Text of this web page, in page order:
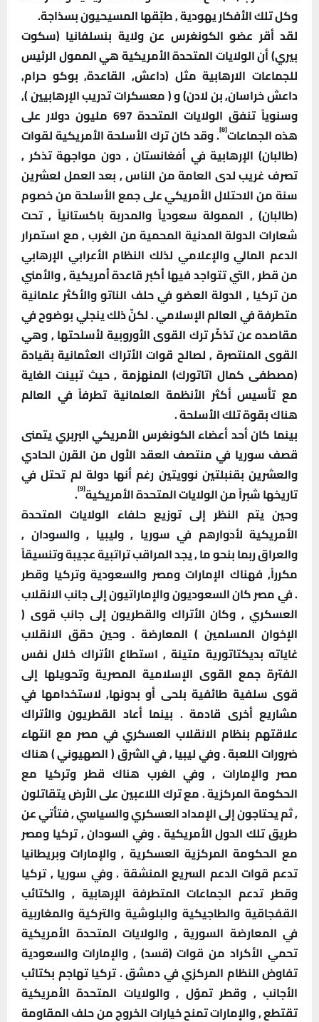
وكل تلك الأفكار يهودية , طبّقها المسيحيون بسذاجة.
لقد أقر عضو الكونغرس عن ولاية بنسلفانيا (سكوت
بيري) أن الولايات المتحدة الأمريكية هي الممول الرئيس
للجماعات الارهابية مثل (داعش, القاعدة, بوكو حرام,
داعش خراسان, بن لادن) و ( معسكرات تدريب الإرهابيين ),
وسنوياً تنفق الولايات المتحدة 697 مليون دولار على
هذه الجماعات[8] . وقد كان ترك الأسلحة الأمريكية لقوات
(طالبان) الإرهابية في أفغانستان , دون مواجهة تذكر ,
تصرف غريب لدى العامة من الناس , بعد العمل لعشرين
سنة من الاحتلال الأمريكي على جمع الأسلحة من خصوم
(طالبان) , الممولة سعودياً والمدربة باكستانياً , تحت
شعارات الدولة المدنية المحمية من الغرب , مع استمرار
الدعم المالي والإعلامي لذلك النظام الأعرابي الإرهابي
من قطر , التي تتواجد فيها أكبر قاعدة أمريكية , والأمني
من تركيا , الدولة العضو في حلف الناتو والأكثر علمانية
متطرفة في العالم الإسلامي . لكنّ ذلك ينجلي بوضوح في
مقاصده عن تذكّر ترك القوى الأوروبية لأسلحتها , وهي
القوى المنتصرة , لصالح قوات الأتراك العثمانية بقيادة
(مصطفى كمال اتاتورك) المنهزمة , حيث تبينت الغاية
مع تأسيس أكثر الأنظمة العلمانية تطرفاً في العالم
هناك بقوة تلك الأسلحة .
بينما كان أحد أعضاء الكونغرس الأمريكي البربري يتمنى
قصف سوريا في منتصف العقد الأول من القرن الحادي
والعشرين بقنبلتين نوويتين رغم أنها دولة لم تحتل في
تاريخها شبراً من الولايات المتحدة الأمريكية[9]
.
وحين يتم النظر إلى توزيع حلفاء الولايات المتحدة
الأمريكية لأدوارهم في سوريا , وليبيا , والسودان ,
والعراق ربما بنحو ما , يجد المراقب تراتبية عجيبة وتنسيقاً
مكرراً, فهناك الإمارات ومصر والسعودية وتركيا وقطر
.في مصر كان السعوديون والإماراتيون إلى جانب الانقلاب
العسكري , وكان الأتراك والقطريون إلى جانب قوى (
الإخوان المسلمين ) المعارضة . وحين حقق الانقلاب
غاياته بديكتاتورية متينة , استطاع الأتراك خلال نفس
الفترة جمع القوى الإسلامية المصرية وتحويلها إلى
قوى سلفية طائفية بلحى أو بدونها, لاستخدامها في
مشاريع أخرى قادمة . بينما أعاد القطريون والأتراك
علاقتهم بنظام الانقلاب العسكري في مصر مع انتهاء
ضرورات اللعبة . وفي ليبيا , في الشرق ( الصهيوني ) هناك
مصر والإمارات , وفي الغرب هناك قطر وتركيا مع
الحكومة المركزية . مع ترك اللاعبين على الأرض يتقاتلون
, ثم يحتاجون إلى الإمداد العسكري والسياسي , فتأتي عن
طريق تلك الدول الأمريكية . وفي السودان , تركيا ومصر
مع الحكومة المركزية العسكرية , والإمارات وبريطانيا
تدعم قوات الدعم السريع المنشقة . وفي سوريا , تركيا
وقطر تدعم الجماعات المتطرفة الإرهابية , والكتائب
القفجاقية والطاجيكية والبلوشية والتركية والمغاربية
في المعارضة السورية , والولايات المتحدة الأمريكية
تحمي الأكراد من قوات (قسد) , والإمارات والسعودية
تفاوض النظام المركزي في دمشق . تركيا تهاجم بكتائب
الأجانب , وقطر تموّل , والولايات المتحدة الأمريكية
تقتطع , والإمارات تمنح خيارات الخروج من حلف المقاومة